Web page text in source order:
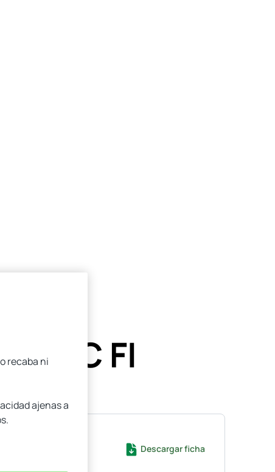
C FI
Descargar ficha
recaba ni
ajenas a